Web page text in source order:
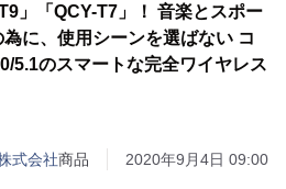
」「QCY-T7」！ 音楽とスポー
に、使用シーンを選ばない コ
5.1のスマートな完全ワイヤレス
式会社商品 2020年9月4日 09:00